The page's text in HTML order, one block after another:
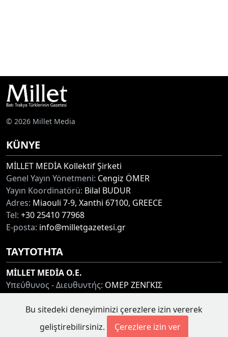
© 2026 Millet Media
KÜNYE
MİLLET MEDİA Kollektif Şirketi
Genel Yayın Yönetmeni: Cengiz ÖMER
Yayın Koordinatörü: Bilal BUDUR
Adres: Miaouli 7-9, Xanthi 67100, GREECE
Tel: +30 25410 77968
E-posta: info@milletgazetesi.gr
ΤΑΥΤΟΤΗΤΑ
MİLLET MEDİA O.E.
Υπεύθυνος - Διευθυντής: ΟΜΕΡ ΖΕΝΓΚΙΣ
Διεύθυνση:ΜΙΑΟΥΛΗ 7-9, ΞΑΝΘΗ 67100
+30 25410 77968
Ηλ. Διεύθυνση:
info@milletgazetesi.gr
Bu sitedeki deneyiminizi çerezlere izin vererek
geliştirebilirsiniz.
Çerezlere izin ver